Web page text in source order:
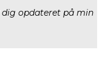
dig opdateret på min